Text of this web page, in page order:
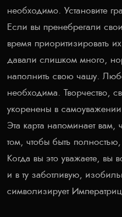
необходимо. Установите
Если вы пренебрегали
время приоритизировать
давали слишком много,
наполнить свою чашу.
необходима. Творчество,
укоренены в
Эта карта напоминает вам,
том, чтобы быть
Когда вы это уважаете, вы
и в ту заботливую,
символизирует